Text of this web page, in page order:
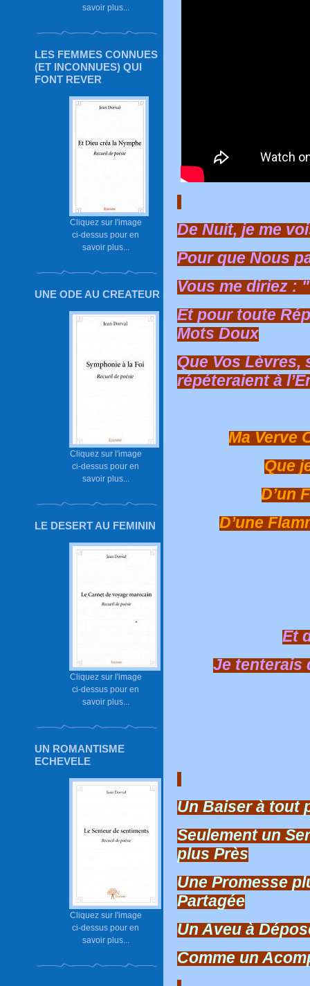
savoir plus...
LES FEMMES CONNUES
(ET INCONNUES) QUI
FONT REVER
Cliquez sur l'image
ci-dessus pour en
savoir plus...
UNE ODE AU CREATEUR
Cliquez sur l'image
ci-dessus pour en
savoir plus...
LE DESERT AU FEMININ
Cliquez sur l'image
ci-dessus pour en
savoir plus...
UN ROMANTISME
ECHEVELE
Cliquez sur l'image
ci-dessus pour en
savoir plus...
De Nuit, je me
Pour que Nous
Vous me diriez :
Et pour toute
Mots Doux
Que Vos Lèvres,
répéteraient à
Ma Verve
Que
D’un
D’une
Et
Je tenterais
Un Baiser à tout
Seulement un
plus Près
Une Promesse
Partagée
Un Aveu à
Comme un